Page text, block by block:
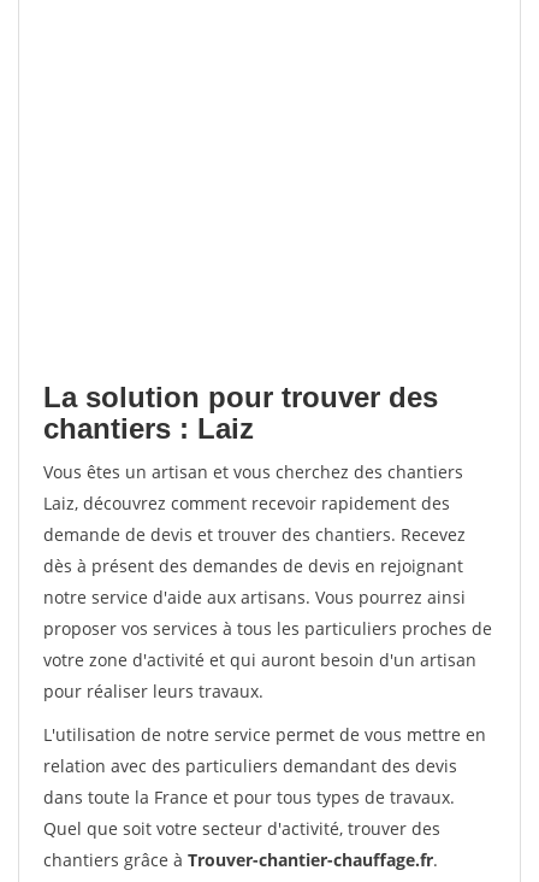
La solution pour trouver des
chantiers : Laiz
Vous êtes un artisan et vous cherchez des chantiers
Laiz, découvrez comment recevoir rapidement des
demande de devis et trouver des chantiers. Recevez
dès à présent des demandes de devis en rejoignant
notre service d'aide aux artisans. Vous pourrez ainsi
proposer vos services à tous les particuliers proches de
votre zone d'activité et qui auront besoin d'un artisan
pour réaliser leurs travaux.
L'utilisation de notre service permet de vous mettre en
relation avec des particuliers demandant des devis
dans toute la France et pour tous types de travaux.
Quel que soit votre secteur d'activité, trouver des
chantiers grâce à Trouver-chantier-chauffage.fr.